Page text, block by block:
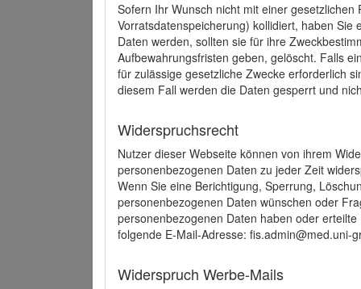
Sofern Ihr Wunsch nicht mit einer
Vorratsdatenspeicherung) kollidiert, haben
Daten werden, sollten sie für ihre
Aufbewahrungsfristen geben, gelöscht. Falls
für zulässige gesetzliche Zwecke erforderlich
diesem Fall werden die Daten gesperrt und
Widerspruchsrecht
Nutzer dieser Webseite können von ihrem
personenbezogenen Daten zu jeder Zeit
Wenn Sie eine Berichtigung, Sperrung,
personenbezogenen Daten wünschen oder
personenbezogenen Daten haben oder
folgende E-Mail-Adresse: fis.admin@med.uni-
Widerspruch Werbe-Mails